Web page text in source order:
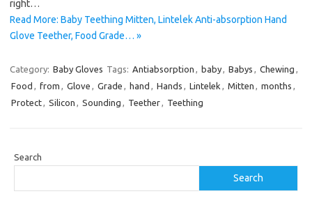
right…
Read More: Baby Teething Mitten, Lintelek Anti-absorption Hand
Glove Teether, Food Grade… »
Category: Baby Gloves Tags: Antiabsorption , baby, Babys , Chewing ,
Food , from , Glove , Grade , hand , Hands , Lintelek , Mitten , months ,
Protect, Silicon , Sounding , Teether, Teething
Search
Search